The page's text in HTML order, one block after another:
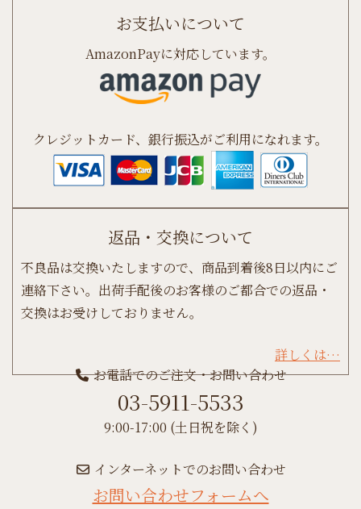
お支払いについて
AmazonPayに対応しています。
クレジットカード、銀行振込がご利用になれます。
返品・交換について
不良品は交換いたしますので、商品到着後8日以内にご
連絡下さい。出荷手配後のお客様のご都合での返品・
交換はお受けしておりません。
詳しくは…
お電話でのご注文・お問い合わせ
03-5911-5533
9:00-17:00 (土日祝を除く)
インターネットでのお問い合わせ
お問い合わせフォームへ